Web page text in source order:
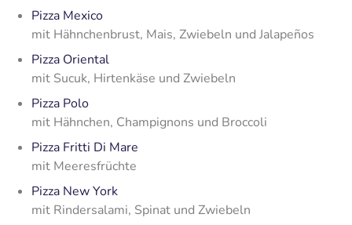
Pizza Mexico
mit Hähnchenbrust, Mais, Zwiebeln und Jalapeños
Pizza Oriental
mit Sucuk, Hirtenkäse und Zwiebeln
Pizza Polo
mit Hähnchen, Champignons und Broccoli
Pizza Fritti Di Mare
mit Meeresfrüchte
Pizza New York
mit Rindersalami, Spinat und Zwiebeln